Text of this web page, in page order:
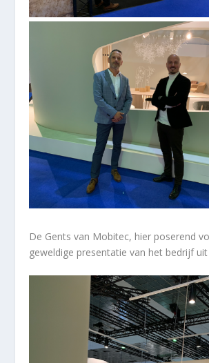
De Gents van Mobitec, hier poserend
geweldige presentatie van het bedrijf uit